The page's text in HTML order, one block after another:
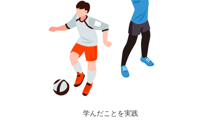
学んだことを実践